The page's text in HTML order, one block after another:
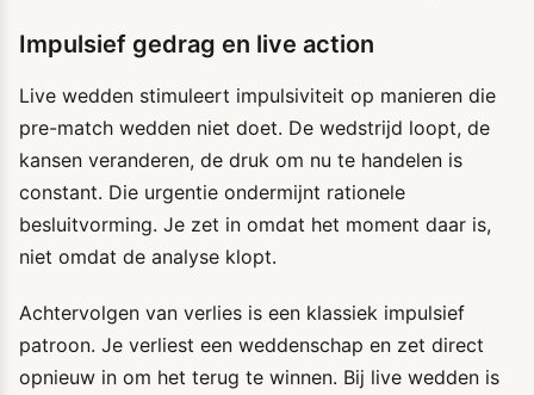
Impulsief gedrag en live action
Live wedden stimuleert impulsiviteit op manieren die
pre-match wedden niet doet. De wedstrijd loopt, de
kansen veranderen, de druk om nu te handelen is
constant. Die urgentie ondermijnt rationele
besluitvorming. Je zet in omdat het moment daar is,
niet omdat de analyse klopt.
Achtervolgen van verlies is een klassiek impulsief
patroon. Je verliest een weddenschap en zet direct
opnieuw in om het terug te winnen. Bij live wedden is